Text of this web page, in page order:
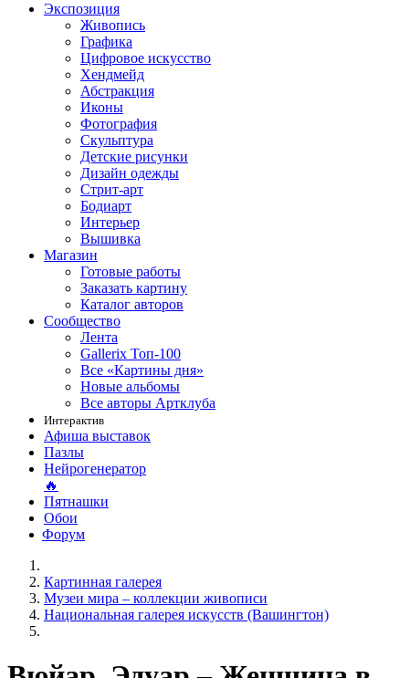
Экспозиция
Живопись
Графика
Цифровое искусство
Хендмейд
Абстракция
Иконы
Фотография
Скульптура
Детские рисунки
Дизайн одежды
Стрит-арт
Бодиарт
Интерьер
Вышивка
Магазин
Готовые работы
Заказать картину
Каталог авторов
Сообщество
Лента
Gallerix Топ-100
Все «Картины дня»
Новые альбомы
Все авторы Артклуба
Интерактив
Афиша выставок
Пазлы
Нейрогенератор
🔥
Пятнашки
Обои
Форум
Картинная галерея
Музеи мира – коллекции живописи
Национальная галерея искусств (Вашингтон)